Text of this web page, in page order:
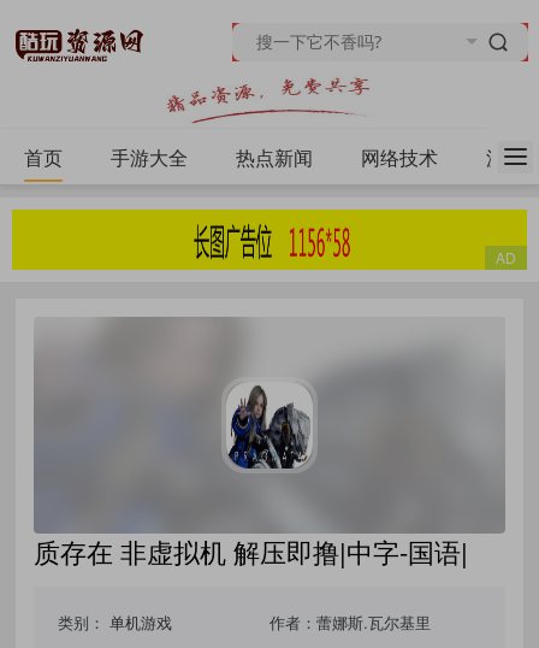
首页 手游大全 热点新闻 网络技术 源码
质存在 非虚拟机 解压即撸|中字-国语|
类别：单机游戏 作者：蕾娜斯.瓦尔基里